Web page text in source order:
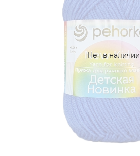
Нет в наличии